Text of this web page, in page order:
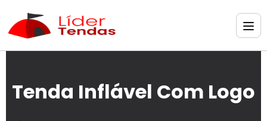
Tenda Inflável Com Logo